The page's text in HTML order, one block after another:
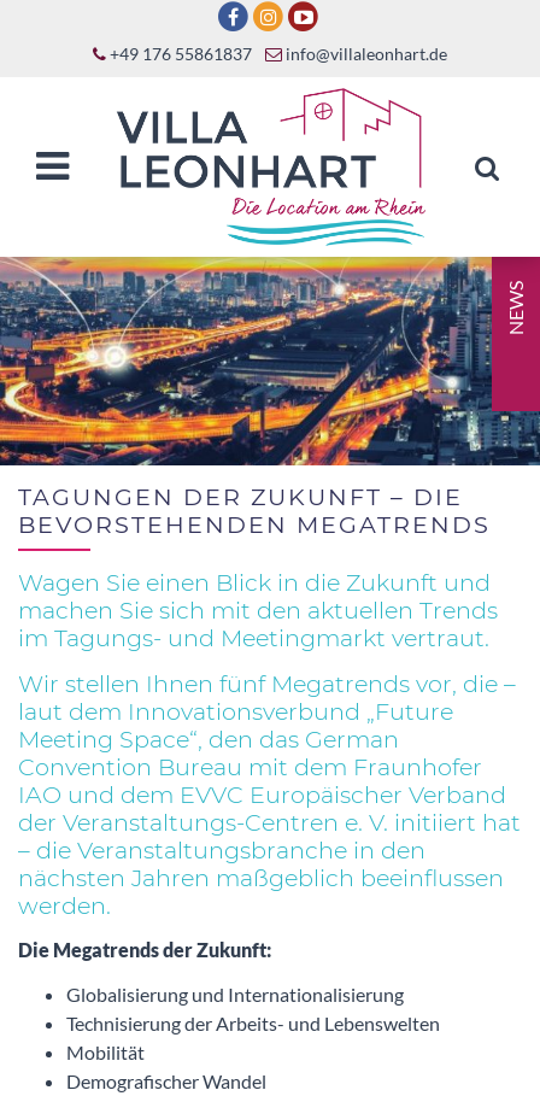
+49 176 55861837 info@villaleonhart.de
NEWS
TAGUNGEN DER ZUKUNFT – DIE
BEVORSTEHENDEN MEGATRENDS
Wagen Sie einen Blick in die Zukunft und
machen Sie sich mit den aktuellen Trends
im Tagungs- und Meetingmarkt vertraut.
Wir stellen Ihnen fünf Megatrends vor, die –
laut dem Innovationsverbund „Future
Meeting Space“, den das German
Convention Bureau mit dem Fraunhofer
IAO und dem EVVC Europäischer Verband
der Veranstaltungs-Centren e. V. initiiert hat
– die Veranstaltungsbranche in den
nächsten Jahren maßgeblich beeinflussen
werden.
Die Megatrends der Zukunft:
Globalisierung und Internationalisierung
Technisierung der Arbeits- und Lebenswelten
Mobilität
Demografischer Wandel